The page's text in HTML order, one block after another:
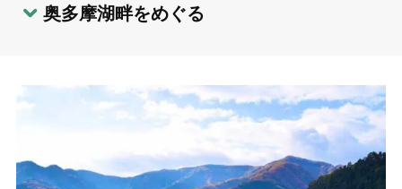
奥多摩湖畔をめぐる